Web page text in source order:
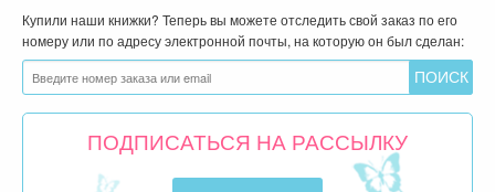
Купили наши книжки? Теперь вы можете отследить свой заказ по его
номеру или по адресу электронной почты, на которую он был сделан:
ПОДПИСАТЬСЯ НА РАССЫЛКУ